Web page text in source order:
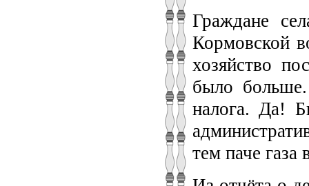
Граждане
Кормовской
хозяйство
было
налога. Да!
тем паче газа